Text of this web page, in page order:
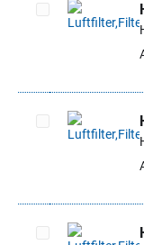
Artikel auswählen
Artikel auswählen